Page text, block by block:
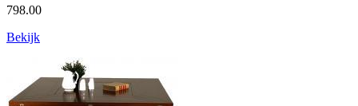
798.00
Bekijk